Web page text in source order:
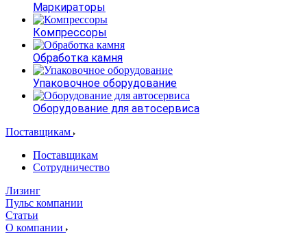
Маркираторы
Компрессоры
Обработка камня
Упаковочное оборудование
Оборудование для автосервиса
Поставщикам
Поставщикам
Сотрудничество
Лизинг
Пульс компании
Статьи
О компании